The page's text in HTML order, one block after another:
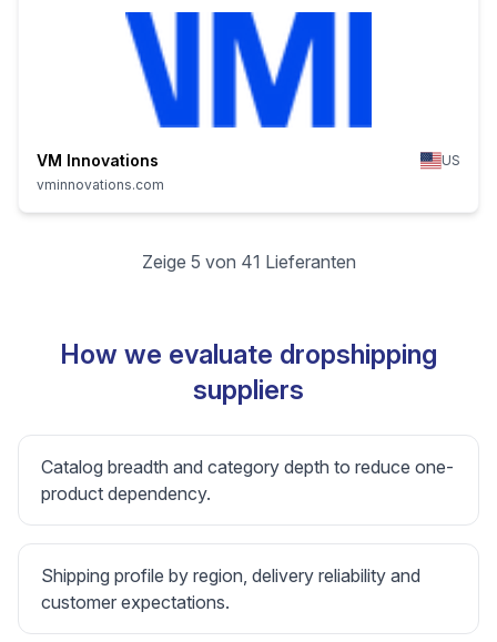
VM Innovations
US
vminnovations.com
Zeige 5 von 41 Lieferanten
How we evaluate dropshipping
suppliers
Catalog breadth and category depth to reduce one-
product dependency.
Shipping profile by region, delivery reliability and
customer expectations.